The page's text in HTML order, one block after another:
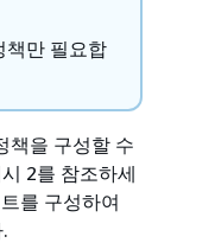
책만 필요합
책을 구성할 수
2를 참조하세
를 구성하여